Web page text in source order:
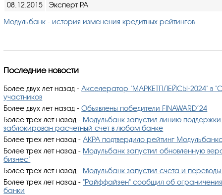
08.12.2015
Эксперт РА
Модульбанк - история изменения кредитных рейтингов
Последние новости
Более двух лет назад- Акселератор "МАРКЕТПЛЕЙСЫ-2024" в
участников
Более двух лет назад- Объявлены победители FINAWARD’24
Более трех лет назад- Модульбанк запустил линию
заблокирован расчетный счет в любом банке
Более трех лет назад- АКРА подтвердило рейтинг
Более трех лет назад- ​Модульбанк запустил обновленную
бизнес"
Более трех лет назад- ​Модульбанк запустил счета и
Более трех лет назад- "Райффайзен" сообщил об
банки